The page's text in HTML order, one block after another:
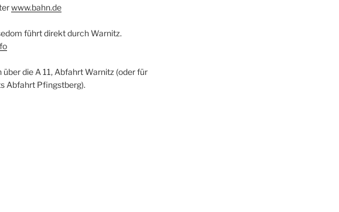
www.bahn.de
führt direkt durch Warnitz.
die A 11, Abfahrt Warnitz (oder für
Abfahrt Pfingstberg).